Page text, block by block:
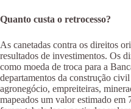
Quanto custa o retrocesso?
As canetadas contra os direitos
resultados de investimentos. Os
como moeda de troca para a
departamentos da construção
agronegócio, empreiteiras,
mapeados um valor estimado em